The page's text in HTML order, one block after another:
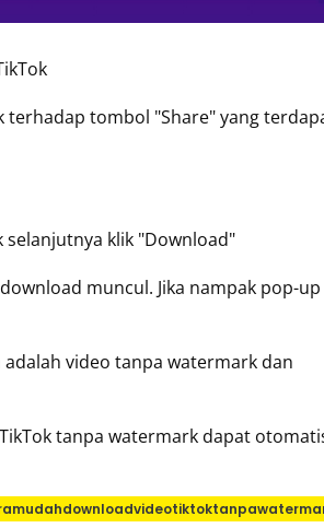
terhadap tombol "Share" yang
selanjutnya klik "Download"
muncul. Jika nampak pop-up
video tanpa watermark dan
tanpa watermark dapat